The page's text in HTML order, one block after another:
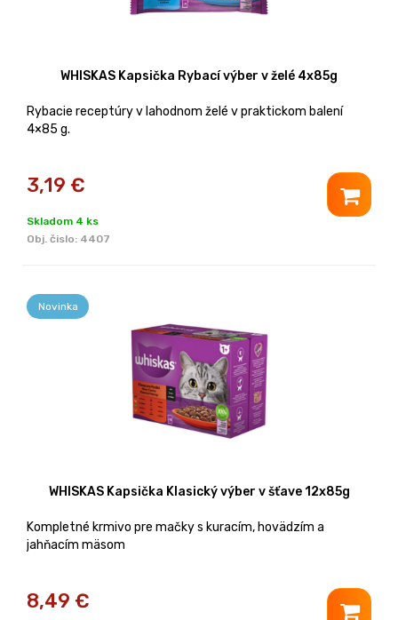
WHISKAS Kapsička Rybací výber v želé 4x85g
Rybacie receptúry v lahodnom želé v praktickom balení
4×85 g.
3,19 €
Skladom 4 ks
Obj. čislo: 4407
Novinka
WHISKAS Kapsička Klasický výber v šťave 12x85g
Kompletné krmivo pre mačky s kuracím, hovädzím a
jahňacím mäsom
8,49 €